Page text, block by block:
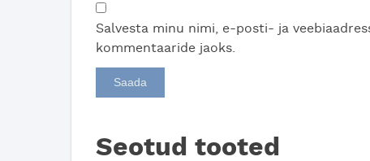
Salvesta minu nimi, e-posti- ja
kommentaaride jaoks.
Seotud tooted